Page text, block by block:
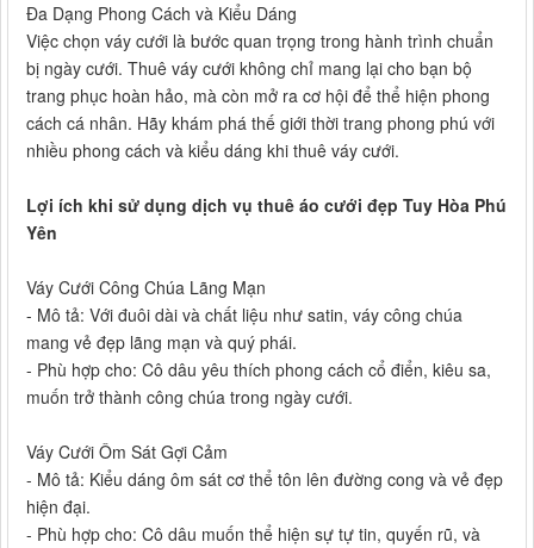
Đa Dạng Phong Cách và Kiểu Dáng
Việc chọn váy cưới là bước quan trọng trong hành trình chuẩn
bị ngày cưới. Thuê váy cưới không chỉ mang lại cho bạn bộ
trang phục hoàn hảo, mà còn mở ra cơ hội để thể hiện phong
cách cá nhân. Hãy khám phá thế giới thời trang phong phú với
nhiều phong cách và kiểu dáng khi thuê váy cưới.
Lợi ích khi sử dụng dịch vụ thuê áo cưới đẹp Tuy Hòa Phú
Yên
Váy Cưới Công Chúa Lãng Mạn
- Mô tả: Với đuôi dài và chất liệu như satin, váy công chúa
mang vẻ đẹp lãng mạn và quý phái.
- Phù hợp cho: Cô dâu yêu thích phong cách cổ điển, kiêu sa,
muốn trở thành công chúa trong ngày cưới.
Váy Cưới Ôm Sát Gợi Cảm
- Mô tả: Kiểu dáng ôm sát cơ thể tôn lên đường cong và vẻ đẹp
hiện đại.
- Phù hợp cho: Cô dâu muốn thể hiện sự tự tin, quyến rũ, và